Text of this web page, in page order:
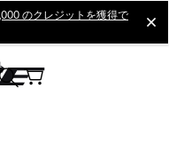
のクレジットを獲得で